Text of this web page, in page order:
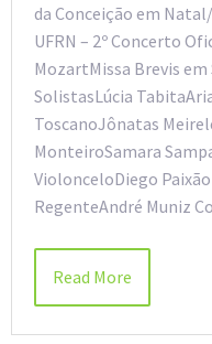
da Conceição em
UFRN – 2º Concerto
MozartMissa Brevis em
SolistasLúcia
ToscanoJônatas
MonteiroSamara
ViolonceloDiego
RegenteAndré Muniz
Read More